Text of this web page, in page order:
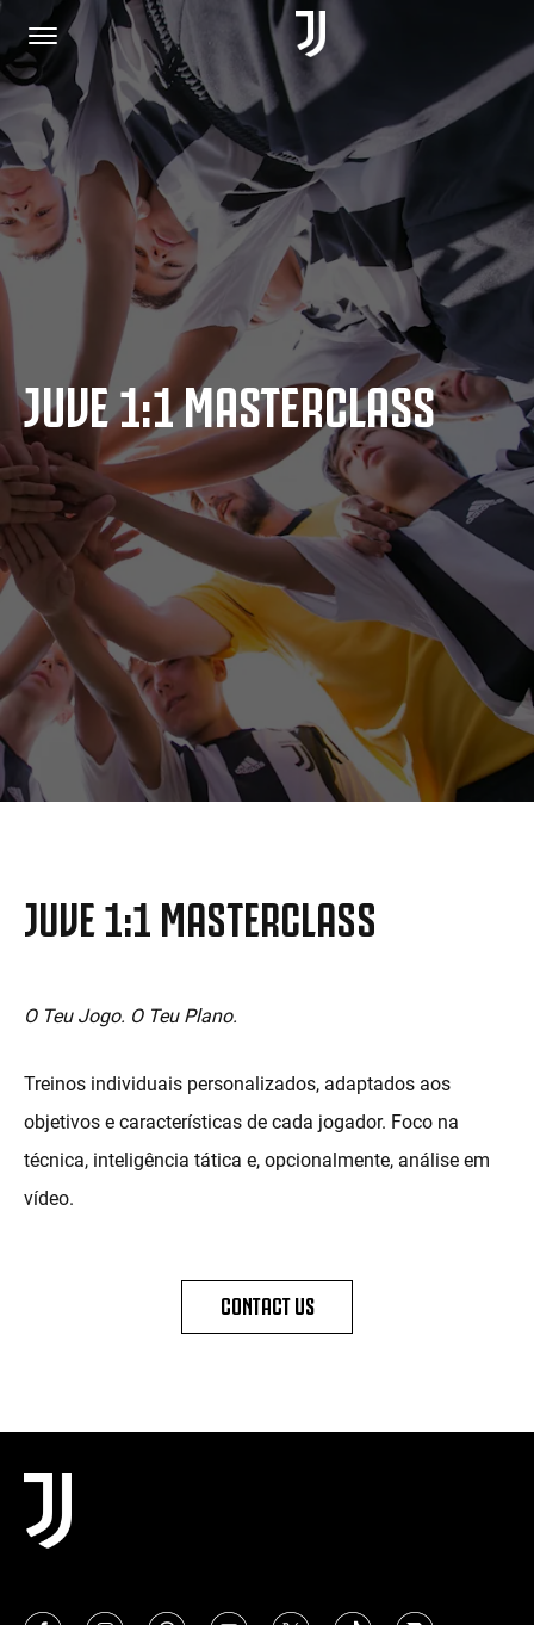
HOME
JOIN US
PRIVACY POLICY
JUVENTUS.COM
SHOP
MORE
JUVE 1:1 MASTERCLASS
JUVE 1:1 MASTERCLASS
O Teu Jogo. O Teu Plano.
Treinos individuais personalizados, adaptados aos
objetivos e características de cada jogador. Foco na
técnica, inteligência tática e, opcionalmente, análise em
vídeo.
CONTACT US